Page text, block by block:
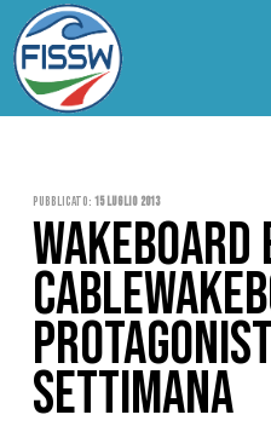
Pubblicato: 15 Luglio 2013
WAKEBOARD
SETTIMANA